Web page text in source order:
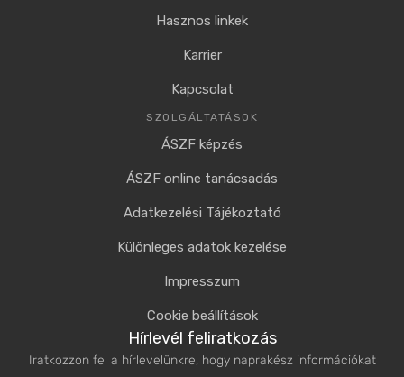
Hasznos linkek
Karrier
Kapcsolat
SZOLGÁLTATÁSOK
ÁSZF képzés
ÁSZF online tanácsadás
Adatkezelési Tájékoztató
Különleges adatok kezelése
Impresszum
Cookie beállítások
Hírlevél feliratkozás
Iratkozzon fel a hírlevelünkre, hogy naprakész információkat